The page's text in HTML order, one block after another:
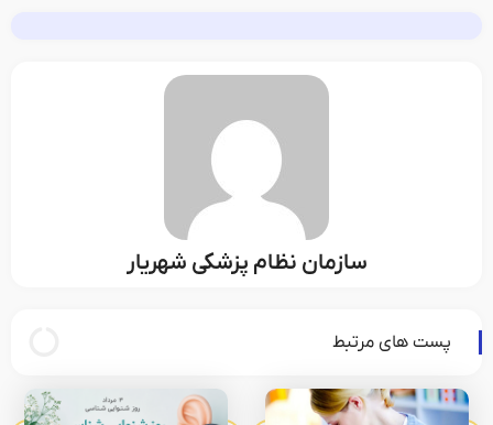
سازمان نظام پزشکی شهریار
پست های مرتبط